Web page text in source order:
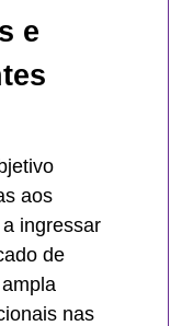
e
aos
ingressar
de
nas